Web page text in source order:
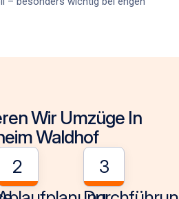
Wir Umzüge In
Waldhof
2
3